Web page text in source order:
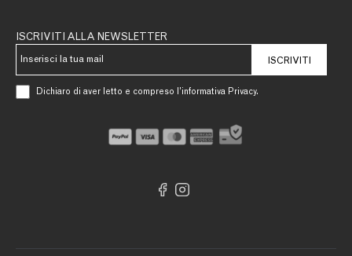
ISCRIVITI ALLA NEWSLETTER
ISCRIVITI
Dichiaro di aver letto e compreso l’informativa Privacy.